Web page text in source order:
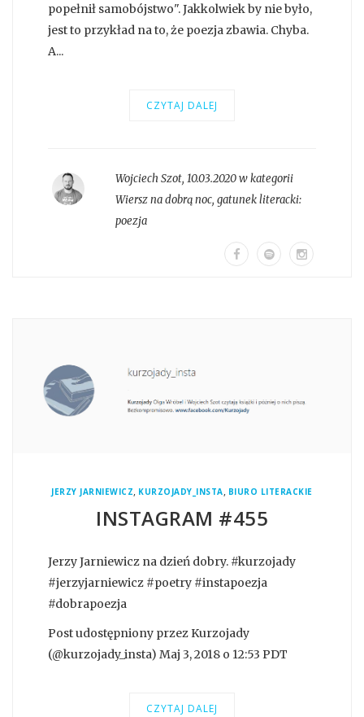
popełnił samobójstwo". Jakkolwiek by nie było,
jest to przykład na to, że poezja zbawia. Chyba.
A...
CZYTAJ DALEJ
Wojciech Szot, 10.03.2020 w kategorii
Wiersz na dobrą noc, gatunek literacki:
poezja
JERZY JARNIEWICZ, KURZOJADY_INSTA, BIURO LITERACKIE
INSTAGRAM #455
Jerzy Jarniewicz na dzień dobry. #kurzojady
#jerzyjarniewicz #poetry #instapoezja
#dobrapoezja
Post udostępniony przez Kurzojady
(@kurzojady_insta) Maj 3, 2018 o 12:53 PDT
CZYTAJ DALEJ